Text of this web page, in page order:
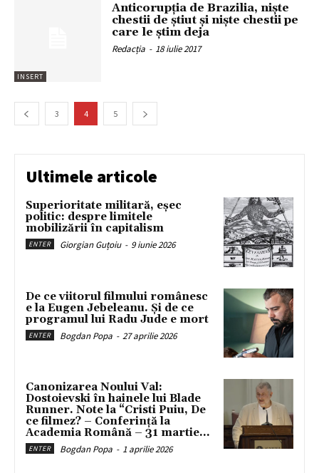
INSERT
Anticorupția de Brazilia, niște
chestii de știut și niște chestii pe
care le știm deja
Redacția - 18 iulie 2017
3 4 5
Ultimele articole
Superioritate militară, eșec
politic: despre limitele
mobilizării în capitalism
ENTER Giorgian Guțoiu - 9 iunie 2026
De ce viitorul filmului românesc
e la Eugen Jebeleanu. Și de ce
programul lui Radu Jude e mort
ENTER Bogdan Popa - 27 aprilie 2026
Canonizarea Noului Val:
Dostoievski în hainele lui Blade
Runner. Note la “Cristi Puiu, De
ce filmez? – Conferință la
Academia Română – 31 martie...
ENTER Bogdan Popa - 1 aprilie 2026